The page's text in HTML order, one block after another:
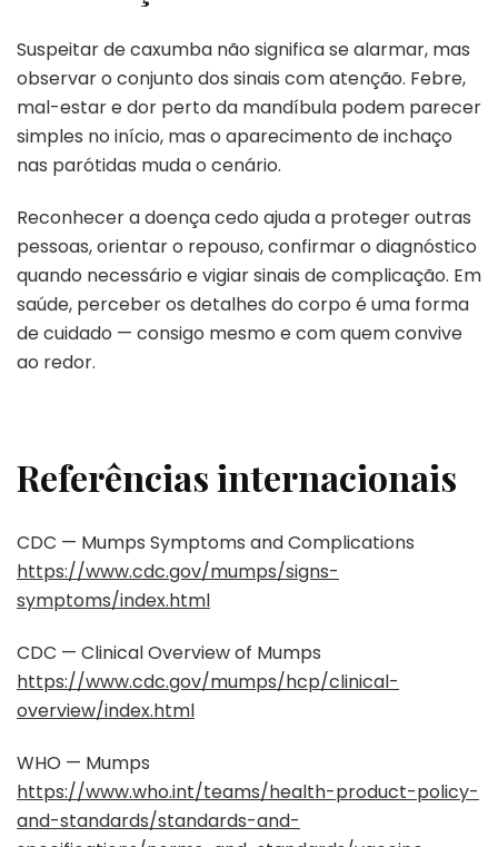
Suspeitar de caxumba não significa se alarmar, mas
observar o conjunto dos sinais com atenção. Febre,
mal-estar e dor perto da mandíbula podem parecer
simples no início, mas o aparecimento de inchaço
nas parótidas muda o cenário.
Reconhecer a doença cedo ajuda a proteger outras
pessoas, orientar o repouso, confirmar o diagnóstico
quando necessário e vigiar sinais de complicação. Em
saúde, perceber os detalhes do corpo é uma forma
de cuidado — consigo mesmo e com quem convive
ao redor.
Referências internacionais
CDC — Mumps Symptoms and Complications
https://www.cdc.gov/mumps/signs-
symptoms/index.html
CDC — Clinical Overview of Mumps
https://www.cdc.gov/mumps/hcp/clinical-
overview/index.html
WHO — Mumps
https://www.who.int/teams/health-product-policy-
and-standards/standards-and-